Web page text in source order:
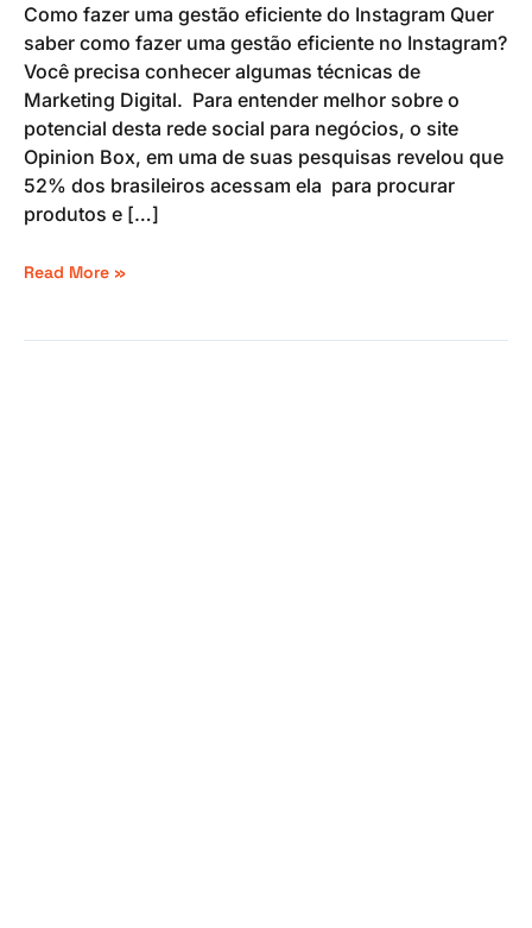
Como fazer uma gestão eficiente do Instagram Quer
saber como fazer uma gestão eficiente no Instagram?
Você precisa conhecer algumas técnicas de
Marketing Digital. Para entender melhor sobre o
potencial desta rede social para negócios, o site
Opinion Box, em uma de suas pesquisas revelou que
52% dos brasileiros acessam ela para procurar
produtos e […]
Instagram
Read More »